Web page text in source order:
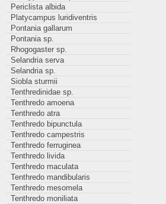
Periclista albida
Platycampus luridiventris
Pontania gallarum
Pontania sp.
Rhogogaster sp.
Selandria serva
Selandria sp.
Siobla sturmii
Tenthredinidae sp.
Tenthredo amoena
Tenthredo atra
Tenthredo bipunctula
Tenthredo campestris
Tenthredo ferruginea
Tenthredo livida
Tenthredo maculata
Tenthredo mandibularis
Tenthredo mesomela
Tenthredo moniliata